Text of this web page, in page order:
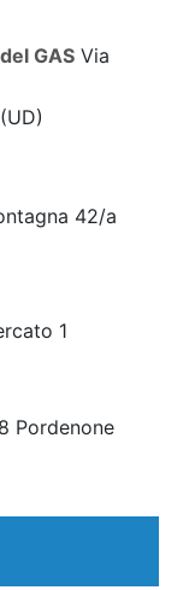
GAS Via
42/a
1
Pordenone